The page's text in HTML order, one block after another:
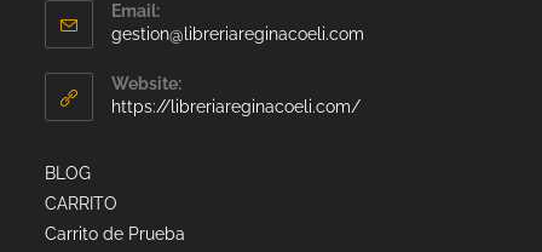
Email:
gestion@libreriareginacoeli.com
Website:
https://libreriareginacoeli.com/
BLOG
CARRITO
Carrito de Prueba